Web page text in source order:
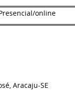
online
Aracaju-SE